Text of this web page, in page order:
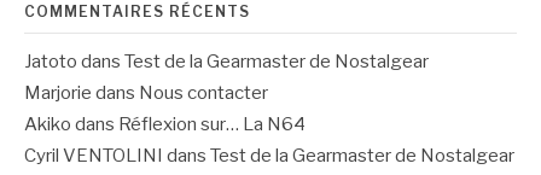
COMMENTAIRES RÉCENTS
Jatoto dans Test de la Gearmaster de Nostalgear
Marjorie dans Nous contacter
Akiko dans Réflexion sur… La N64
Cyril VENTOLINI dans Test de la Gearmaster de Nostalgear